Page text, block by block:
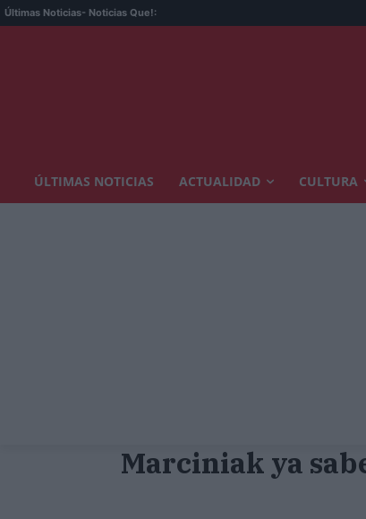
Últimas Noticias- Noticias Que!:
ÚLTIMAS NOTICIAS ACTUALIDAD CULTURA
Marciniak ya